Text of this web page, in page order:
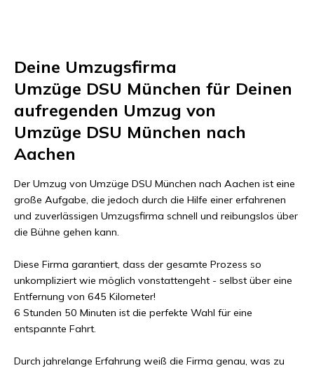
Deine Umzugsfirma
Umzüge DSU München für Deinen
aufregenden Umzug von
Umzüge DSU München nach
Aachen
Der Umzug von Umzüge DSU München nach Aachen ist eine
große Aufgabe, die jedoch durch die Hilfe einer erfahrenen
und zuverlässigen Umzugsfirma schnell und reibungslos über
die Bühne gehen kann.
Diese Firma garantiert, dass der gesamte Prozess so
unkompliziert wie möglich vonstattengeht - selbst über eine
Entfernung von 645 Kilometer!
6 Stunden 50 Minuten ist die perfekte Wahl für eine
entspannte Fahrt.
Durch jahrelange Erfahrung weiß die Firma genau, was zu